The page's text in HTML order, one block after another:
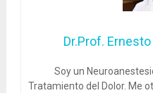
Dr.Prof.
Soy un
Tratamiento del Dolor. Me